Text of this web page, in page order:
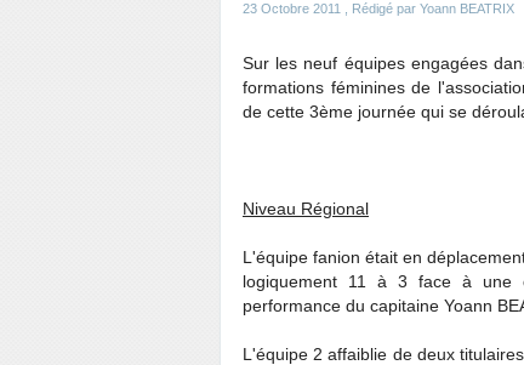
23 Octobre 2011 , Rédigé par Yoann BEATRIX
Sur les neuf équipes engagées
formations féminines de
de cette 3ème journée qui se
Niveau Régional
L'équipe fanion était en
logiquement 11 à 3 face à une
performance du capitaine Yoann
L'équipe 2 affaiblie de deux